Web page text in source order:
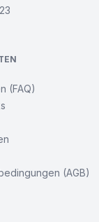
(FAQ)
(AGB)